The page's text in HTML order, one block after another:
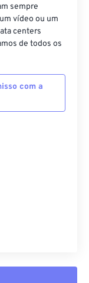
sempre
vídeo ou um
centers
de todos os
com a